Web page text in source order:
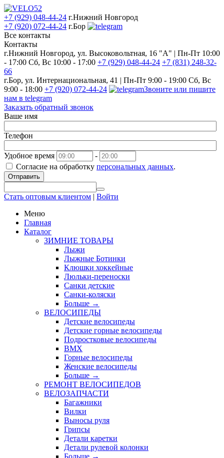
+7 (929) 048-44-24 г.Нижний Новгород
+7 (920) 072-44-24 г.Бор
Все контакты
Контакты
г.Нижний Новгород, ул. Высоковольтная, 16 "А" | Пн-Пт 10:00
- 17:00 Сб, Вс 10:00 - 17:00 +7 (929) 048-44-24 +7 (831) 248-32-
66
г.Бор, ул. Интернациональная, 41 | Пн-Пт 9:00 - 19:00 Сб, Вс
9:00 - 18:00 +7 (920) 072-44-24
Звоните или пишите
нам в telegram
Заказать обратный звонок
Ваше имя
Телефон
Удобное время
-
Согласие на обработку персональных данных.
Отправить
Стать оптовым клиентом | Войти
Меню
Главная
Каталог
ЗИМНИЕ ТОВАРЫ
Лыжи
Лыжные Ботинки
Клюшки хоккейные
Люльки-переноски
Санки детские
Санки-коляски
Больше →
ВЕЛОСИПЕДЫ
Детские велосипеды
Детские горные велосипеды
Подростковые велосипеды
BMX
Горные велосипеды
Женские велосипеды
Больше →
РЕМОНТ ВЕЛОСИПЕДОВ
ВЕЛОЗАПЧАСТИ
Багажники
Вилки
Выносы руля
Грипсы
Детали каретки
Детали рулевой колонки
Больше →